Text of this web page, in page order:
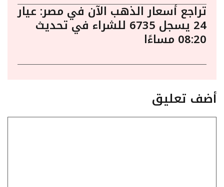
تراجع أسعار الذهب الآن في مصر: عيار
24 يسجل 6735 للشراء في تحديث
08:20 مساءًا
أضف تعليق